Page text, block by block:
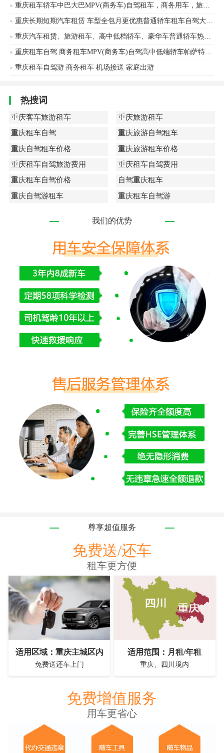
重庆租车自驾游 商务租车 机场接送 家庭出游
热搜词
重庆客车旅游租车
重庆旅游租车
重庆租车自驾
重庆旅游自驾租车
重庆自驾租车价格
重庆旅游租车价格
重庆租车自驾旅游费用
重庆租车自驾费用
重庆租车自驾价格
自驾重庆租车
重庆自驾游租车
重庆租车自驾游
我们的优势
尊享超值服务
免费送/还车
租车更方便
适用区域：重庆主城区内
免费送还车上门
适用范围：月租/年租
重庆、四川境内
免费增值服务
用车更省心